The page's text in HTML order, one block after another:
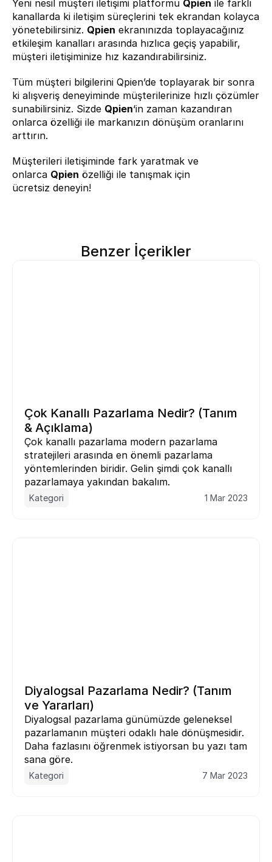
Yeni nesil müşteri iletişimi platformu Qpien ile farklı
kanallarda ki iletişim süreçlerini tek ekrandan kolayca
yönetebilirsiniz. Qpien ekranınızda toplayacağınız
etkileşim kanalları arasında hızlıca geçiş yapabilir,
müşteri iletişiminize hız kazandırabilirsiniz.
Tüm müşteri bilgilerini Qpien’de toplayarak bir sonra
ki alışveriş deneyiminde müşterilerinize hızlı çözümler
sunabilirsiniz. Sizde Qpien‘in zaman kazandıran
onlarca özelliği ile markanızın dönüşüm oranlarını
arttırın.
Müşterileri iletişiminde fark yaratmak ve
onlarca Qpien özelliği ile tanışmak için
ücretsiz deneyin!
Benzer İçerikler
Çok Kanallı Pazarlama Nedir? (Tanım
& Açıklama)
Çok kanallı pazarlama modern pazarlama
stratejileri arasında en önemli pazarlama
yöntemlerinden biridir. Gelin şimdi çok kanallı
pazarlamaya yakından bakalım.
Kategori 1 Mar 2023
Diyalogsal Pazarlama Nedir? (Tanım
ve Yararları)
Diyalogsal pazarlama günümüzde geleneksel
pazarlamanın müşteri odaklı hale dönüşmesidir.
Daha fazlasını öğrenmek istiyorsan bu yazı tam
sana göre.
Kategori 7 Mar 2023